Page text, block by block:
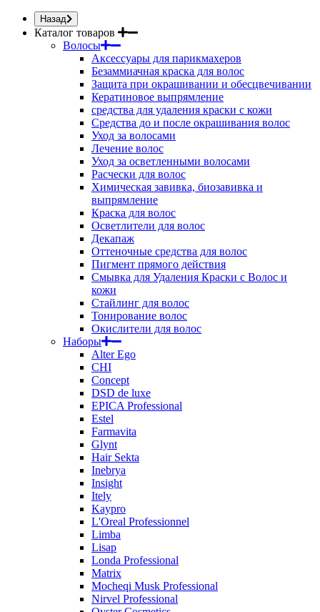
Назад
Каталог товаров
Волосы
Аксессуары для парикмахеров
Безаммиачная краска для волос
Защита при окрашивании и обесцвечивании
Кератиновое выпрямление
средства для удаления краски с кожи
Средства до и после окрашивания волос
Уход за волосами
Лечение волос
Уход за осветленными волосами
Расчески для волос
Химическая завивка, биозавивка и
выпрямление
Краска для волос
Осветлители для волос
Декапаж
Оттеночные средства для волос
Пигмент прямого действия
Смывка для Удаления Краски с Волос и
кожи
Стайлинг для волос
Тонирование волос
Окислители для волос
Наборы
Alter Ego
CHI
Concept
DSD de luxe
EPICA Professional
Estel
Farmavita
Glynt
Hair Sekta
Inebrya
Insight
Itely
Kaypro
L'Oreal Professionnel
Limba
Lisap
Londa Professional
Matrix
Mocheqi Musk Professional
Nirvel Professional